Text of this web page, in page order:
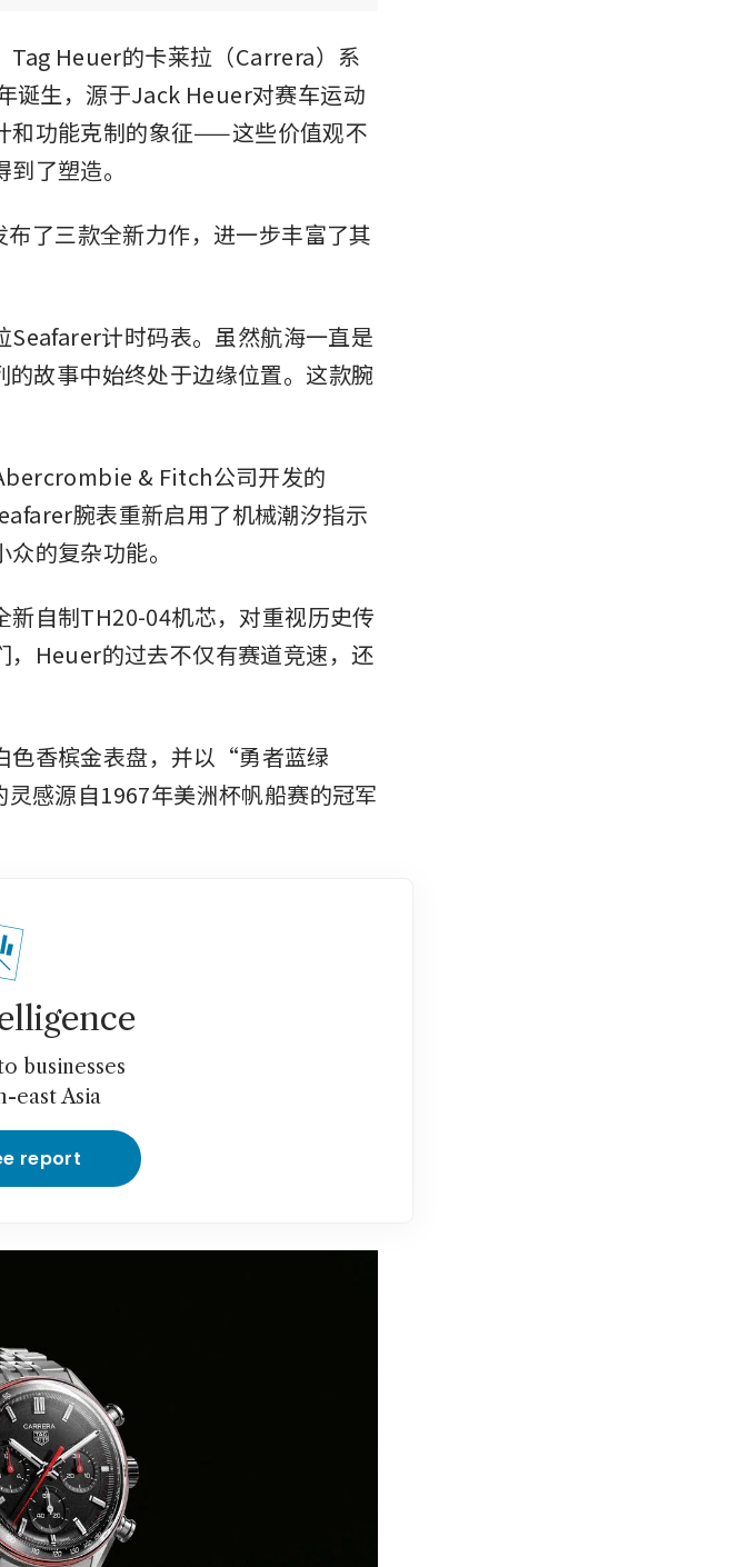
Tag Heuer的卡莱拉（Carrera）系
诞生，源于Jack Heuer对赛车运动
和功能克制的象征——这些价值观不
了塑造。
了三款全新力作，进一步丰富了其
计时码表。虽然航海一直是
故事中始终处于边缘位置。这款腕
& Fitch公司开发的
腕表重新启用了机械潮汐指示
的复杂功能。
自制TH20-04机芯，对重视历史传
，Heuer的过去不仅有赛道竞速，还
色香槟金表盘，并以“勇者蓝绿
源自1967年美洲杯帆船赛的冠军
businesses
east Asia
report